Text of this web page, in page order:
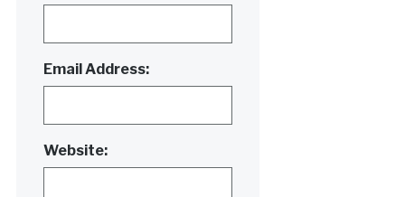
Email Address:
Website: